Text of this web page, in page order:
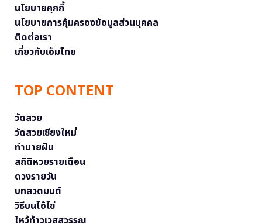
นโยบายคุกกี้
นโยบายการคุ้มครองข้อมูลส่วนบุคคล
ติดต่อเรา
เกี่ยวกับเอ็มไทย
TOP CONTENT
วัดสวย
วัดสวยเชียงใหม่
ทำนายฝัน
สถิติหวยรายเดือน
ดวงรายวัน
บทสวดมนต์
วิธีบนไอ้ไข่
ไหว้ท้าวเวสสุวรรณ